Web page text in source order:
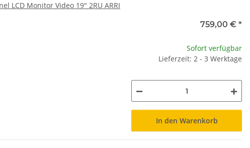
LCD Monitor Video 19" 2RU ARRI
759,00 € *
Sofort verfügbar
Lieferzeit: 2 - 3 Werktage
In den Warenkorb